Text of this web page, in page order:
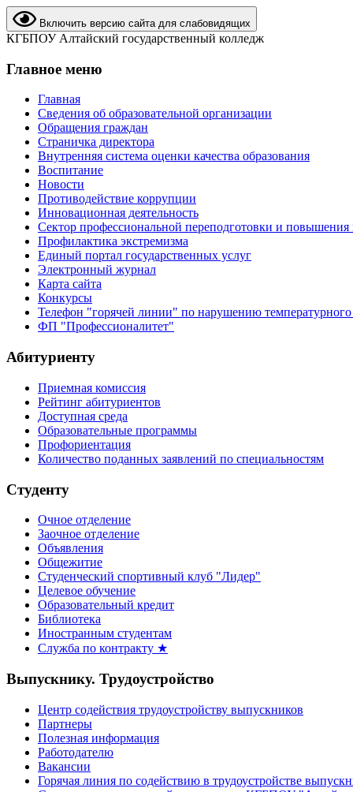
Включить версию сайта для слабовидящих
КГБПОУ Алтайский государственный колледж
Главное меню
Главная
Сведения об образовательной организации
Обращения граждан
Страничка директора
Внутренняя система оценки качества образования
Воспитание
Новости
Противодействие коррупции
Инновационная деятельность
Сектор профессиональной переподготовки и
Профилактика экстремизма
Единый портал государственных услуг
Электронный журнал
Карта сайта
Конкурсы
Телефон "горячей линии" по нарушению
ФП "Профессионалитет"
Абитуриенту
Приемная комиссия
Рейтинг абитуриентов
Доступная среда
Образовательные программы
Профориентация
Количество поданных заявлений по специальностям
Студенту
Очное отделение
Заочное отделение
Объявления
Общежитие
Студенческий спортивный клуб "Лидер"
Целевое обучение
Образовательный кредит
Библиотека
Иностранным студентам
Служба по контракту ★
Выпускнику. Трудоустройство
Центр содействия трудоустройству выпускников
Партнеры
Полезная информация
Работодателю
Вакансии
Горячая линия по содействию в трудоустройстве